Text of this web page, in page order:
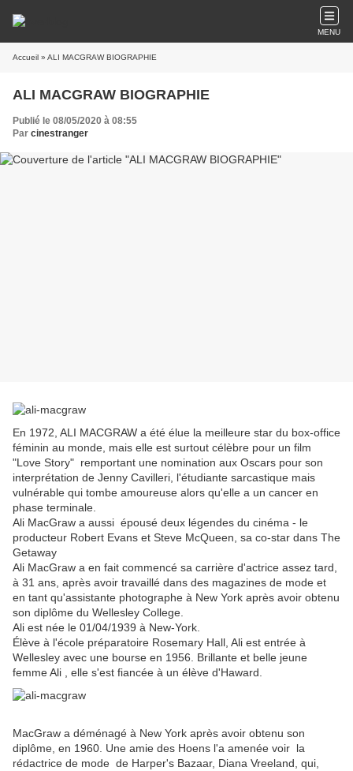
MENU
Accueil » ALI MACGRAW BIOGRAPHIE
ALI MACGRAW BIOGRAPHIE
Publié le 08/05/2020 à 08:55
Par cinestranger
En 1972, ALI MACGRAW a été élue la meilleure star du box-office
féminin au monde, mais elle est surtout célèbre pour un film
"Love Story" remportant une nomination aux Oscars pour son
interprétation de Jenny Cavilleri, l'étudiante sarcastique mais
vulnérable qui tombe amoureuse alors qu'elle a un cancer en
phase terminale.
Ali MacGraw a aussi épousé deux légendes du cinéma - le
producteur Robert Evans et Steve McQueen, sa co-star dans The
Getaway
Ali MacGraw a en fait commencé sa carrière d'actrice assez tard,
à 31 ans, après avoir travaillé dans des magazines de mode et
en tant qu'assistante photographe à New York après avoir obtenu
son diplôme du Wellesley College.
Ali est née le 01/04/1939 à New-York.
Élève à l'école préparatoire Rosemary Hall, Ali est entrée à
Wellesley avec une bourse en 1956. Brillante et belle jeune
femme Ali , elle s'est fiancée à un élève d'Haward.
MacGraw a déménagé à New York après avoir obtenu son
diplôme, en 1960. Une amie des Hoens l'a amenée voir la
rédactrice de mode de Harper's Bazaar, Diana Vreeland, qui,